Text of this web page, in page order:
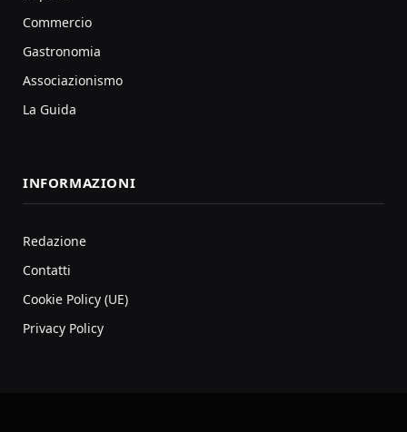
Commercio
Gastronomia
Associazionismo
La Guida
INFORMAZIONI
Redazione
Contatti
Cookie Policy (UE)
Privacy Policy